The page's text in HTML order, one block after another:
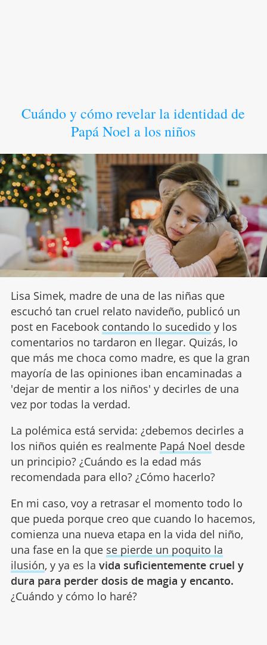
Cuándo y cómo revelar la identidad de
Papá Noel a los niños
Lisa Simek, madre de una de las niñas que
escuchó tan cruel relato navideño, publicó un
post en Facebook contando lo sucedido y los
comentarios no tardaron en llegar. Quizás, lo
que más me choca como madre, es que la gran
mayoría de las opiniones iban encaminadas a
'dejar de mentir a los niños' y decirles de una
vez por todas la verdad.
La polémica está servida: ¿debemos decirles a
los niños quién es realmente Papá Noel desde
un principio? ¿Cuándo es la edad más
recomendada para ello? ¿Cómo hacerlo?
En mi caso, voy a retrasar el momento todo lo
que pueda porque creo que cuando lo hacemos,
comienza una nueva etapa en la vida del niño,
una fase en la que se pierde un poquito la
ilusión, y ya es la vida suficientemente cruel y
dura para perder dosis de magia y encanto.
¿Cuándo y cómo lo haré?